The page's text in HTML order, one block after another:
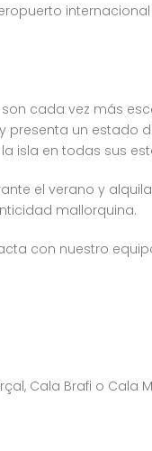
internacional
cada vez más
presenta un estado
isla en todas sus
el verano y
mallorquina.
con nuestro
Cala Brafi o Cala